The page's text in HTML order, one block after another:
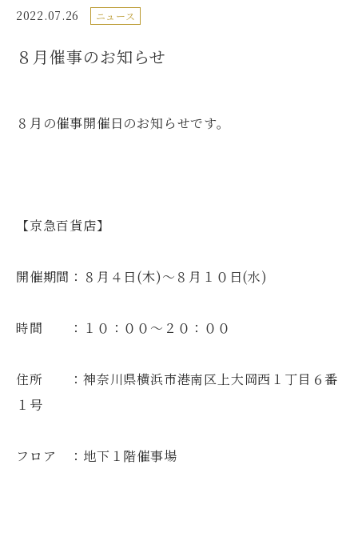
2022.07.26 ニュース
８月催事のお知らせ
８月の催事開催日のお知らせです。
【京急百貨店】
開催期間：８月４日(木)～８月１０日(水)
時間 ：１０：００～２０：００
住所 ：神奈川県横浜市港南区上大岡西１丁目６番
１号
フロア ：地下１階催事場